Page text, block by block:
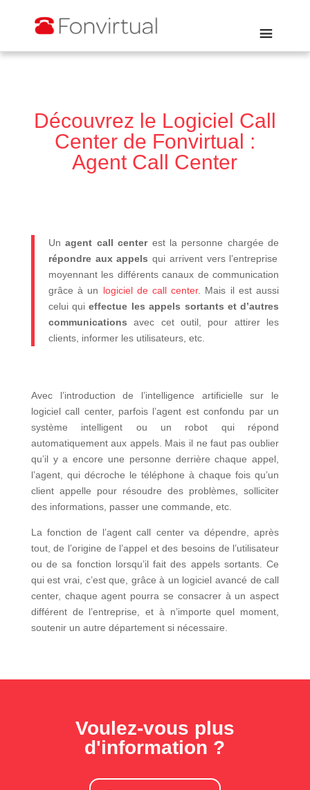
Découvrez le Logiciel Call
Center de Fonvirtual :
Agent Call Center
Unagent call centerest la personne chargée de
répondre aux appels qui arrivent vers l’entreprise
moyennant les différents canaux de communication
grâce à un logiciel de call center. Mais il est aussi
celui quieffectue les appels sortants et d’autres
communications avec cet outil, pour attirer les
clients, informer les utilisateurs, etc.
Avec l’introduction de l’intelligence artificielle sur le
logiciel call center, parfois l’agent est confondu par un
système intelligent ou un robot qui répond
automatiquement aux appels. Mais il ne faut pas oublier
qu’il y a encore une personne derrière chaque appel,
l’agent, qui décroche le téléphone à chaque fois qu’un
client appelle pour résoudre des problèmes, solliciter
des informations, passer une commande, etc.
La fonction de l’agent call center va dépendre, après
tout, de l’origine de l’appel et des besoins de l’utilisateur
ou de sa fonction lorsqu’il fait des appels sortants. Ce
qui est vrai, c’est que, grâce à un logiciel avancé de call
center, chaque agent pourra se consacrer à un aspect
différent de l’entreprise, et à n’importe quel moment,
soutenir un autre département si nécessaire.
Voulez-vous plus
d'information ?